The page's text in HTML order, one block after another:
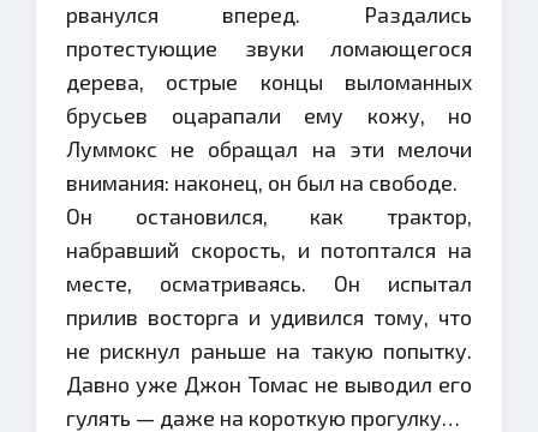
рванулся вперед. Раздались
протестующие звуки ломающегося
дерева, острые концы выломанных
брусьев оцарапали ему кожу, но
Луммокс не обращал на эти мелочи
внимания: наконец, он был на свободе.
Он остановился, как трактор,
набравший скорость, и потоптался на
месте, осматриваясь. Он испытал
прилив восторга и удивился тому, что
не рискнул раньше на такую попытку.
Давно уже Джон Томас не выводил его
гулять — даже на короткую прогулку…